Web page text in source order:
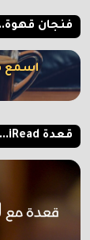
فنجان
اسمع
قعدة iRead...